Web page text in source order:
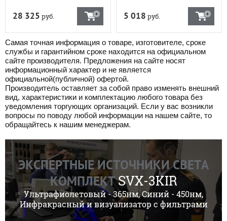
28 325 руб. 5 018 руб.
Самая точная информация о товаре, изготовителе, сроке
службы и гарантийном сроке находится на официальном
сайте производителя. Предложения на сайте носят
информационный характер и не является
официальной(публичной) офертой.
Производитель оставляет за собой право изменять внешний
вид, характеристики и комплектацию любого товара без
уведомления торгующих организаций. Если у вас возникли
вопросы по поводу любой информации на нашем сайте, то
обращайтесь к нашим менеджерам.
ЭКСПЕРТНЫЕ ИСТОЧНИКИ СВЕТА
КОМПЛЕКТSVX-3KIR
Ультрафиолетовый - 365нм, Синий - 450нм,
Инфракрасный и визуализатор с фильтрами